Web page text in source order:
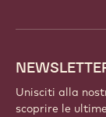
Unisciti alla
scoprire le